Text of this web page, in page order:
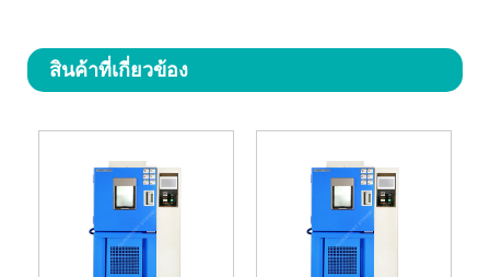
สินค้าที่เกี่ยวข้อง